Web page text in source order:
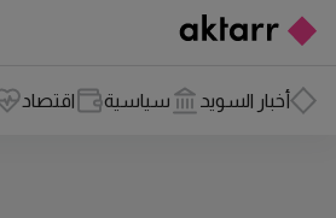
أخبار السويد سياسية اقتصاد